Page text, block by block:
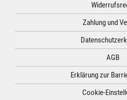
Zahlung und
AGB
Erklärung zur
Cookie-